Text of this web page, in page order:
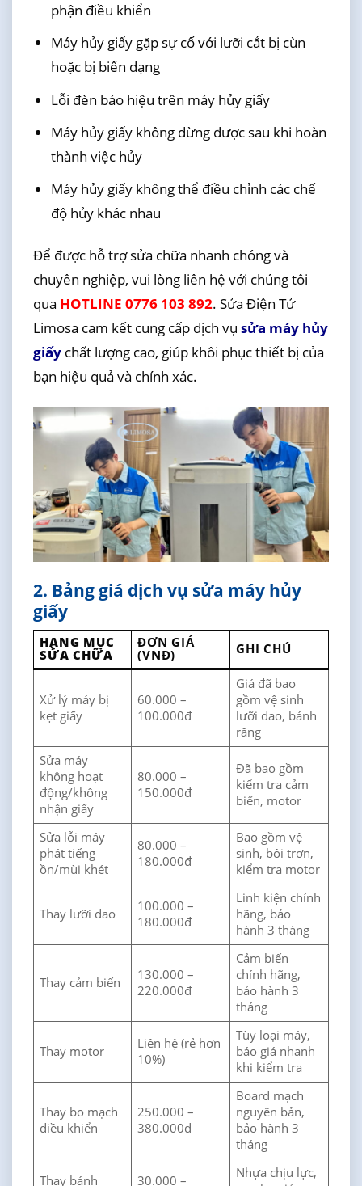
phận điều khiển
Máy hủy giấy gặp sự cố với lưỡi cắt bị cùn
hoặc bị biến dạng
Lỗi đèn báo hiệu trên máy hủy giấy
Máy hủy giấy không dừng được sau khi hoàn
thành việc hủy
Máy hủy giấy không thể điều chỉnh các chế
độ hủy khác nhau
Để được hỗ trợ sửa chữa nhanh chóng và
chuyên nghiệp, vui lòng liên hệ với chúng tôi
qua HOTLINE 0776 103 892. Sửa Điện Tử
Limosa cam kết cung cấp dịch vụ sửa máy hủy
giấychất lượng cao, giúp khôi phục thiết bị của
bạn hiệu quả và chính xác.
2. Bảng giá dịch vụ sửa máy hủy
giấy
HẠNG MỤC
SỬA CHỮA
ĐƠN GIÁ
(VNĐ) GHI CHÚ
Xử lý máy bị
kẹt giấy
60.000 –
100.000đ
Giá đã bao
gồm vệ sinh
lưỡi dao, bánh
răng
Sửa máy
không hoạt
động/không
nhận giấy
80.000 –
150.000đ
Đã bao gồm
kiểm tra cảm
biến, motor
Sửa lỗi máy
phát tiếng
ồn/mùi khét
80.000 –
180.000đ
Bao gồm vệ
sinh, bôi trơn,
kiểm tra motor
Thay lưỡi dao
100.000 –
180.000đ
Linh kiện chính
hãng, bảo
hành 3 tháng
Thay cảm biến
130.000 –
220.000đ
Cảm biến
chính hãng,
bảo hành 3
tháng
Thay motor
Liên hệ (rẻ hơn
10%)
Tùy loại máy,
báo giá nhanh
khi kiểm tra
Thay bo mạch
điều khiển
250.000 –
380.000đ
Board mạch
nguyên bản,
bảo hành 3
tháng
Thay bánh 30.000 –
Nhựa chịu lực,